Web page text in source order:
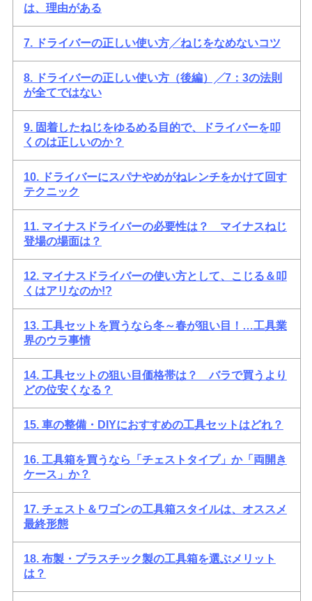
は、理由がある
7. ドライバーの正しい使い方╱ねじをなめないコツ
8. ドライバーの正しい使い方（後編）╱7：3の法則
が全てではない
9. 固着したねじをゆるめる目的で、ドライバーを叩
くのは正しいのか？
10. ドライバーにスパナやめがねレンチをかけて回す
テクニック
11. マイナスドライバーの必要性は？ マイナスねじ
登場の場面は？
12. マイナスドライバーの使い方として、こじる＆叩
くはアリなのか!?
13. 工具セットを買うなら冬～春が狙い目！…工具業
界のウラ事情
14. 工具セットの狙い目価格帯は？ バラで買うより
どの位安くなる？
15. 車の整備・DIYにおすすめの工具セットはどれ？
16. 工具箱を買うなら「チェストタイプ」か「両開き
ケース」か？
17. チェスト＆ワゴンの工具箱スタイルは、オススメ
最終形態
18. 布製・プラスチック製の工具箱を選ぶメリット
は？